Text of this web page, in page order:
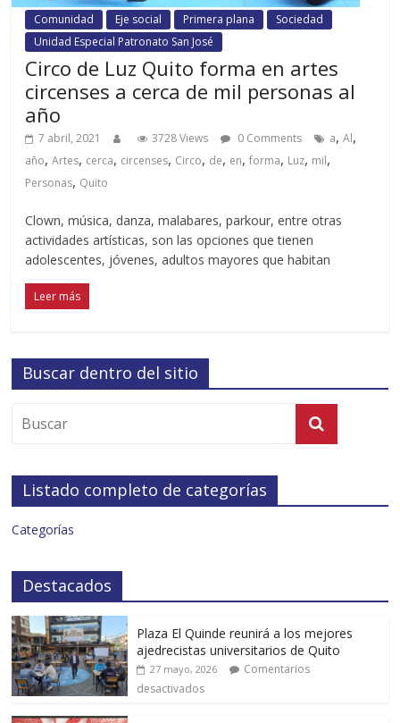
Comunidad Eje social Primera plana
Sociedad
Unidad Especial Patronato San José
Circo de Luz Quito forma en artes
circenses a cerca de mil personas al
año
7 abril, 2021 3728 Views 0 Comments a,Al,
año,Artes, cerca, circenses, Circo, de, en,forma, Luz, mil,
Personas, Quito
Clown, música, danza, malabares, parkour, entre otras
actividades artísticas, son las opciones que tienen
adolescentes, jóvenes, adultos mayores que habitan
Leer más
Buscar dentro del sitio
Listado completo de categorías
Categorías
Destacados
Plaza El Quinde reunirá a los mejores
ajedrecistas universitarios de Quito
27 mayo, 2026
Comentarios
desactivados